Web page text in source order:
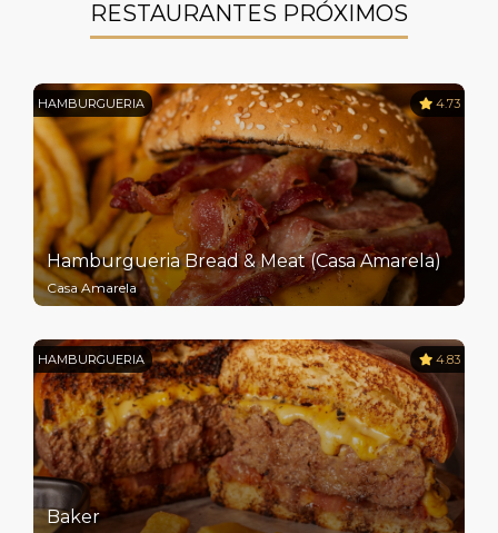
RESTAURANTES PRÓXIMOS
HAMBURGUERIA 4.73
Hamburgueria Bread & Meat (Casa Amarela)
Casa Amarela
HAMBURGUERIA 4.83
Baker